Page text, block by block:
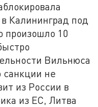
Калининград под
произошло 10
Вильнюса
санкции не
из России в
из ЕС, Литва